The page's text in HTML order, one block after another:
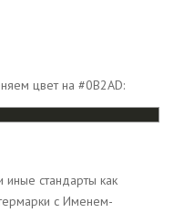
цвет на #0B2AD:
иные стандарты как
с Именем-